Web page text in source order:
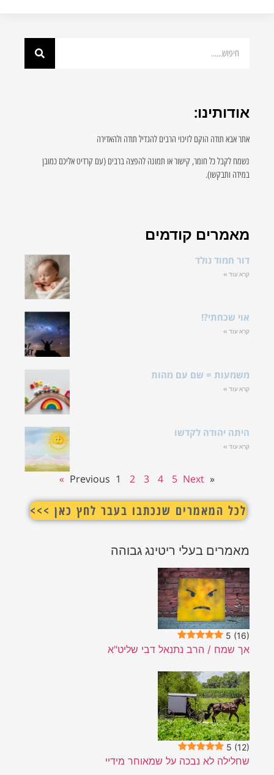
הוקם לזיכוי הרבים להגדיל תודה ולהאדירה
חומר, קישור או תמונה להפצה ברבים (עם קרדיט אליכם כמובן
קודמים
= שם עם מהות
לקדשו
1 2 3 4
שנכתבו בעבר לחץ כאן >>>
בעלי ריטינג גבוהה
הרב נתנאל דבי שליט"א
נבכה על שמאוחר מידיי